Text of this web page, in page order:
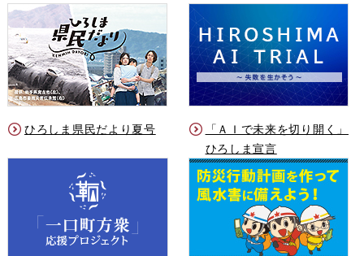
ひろしま県民だより夏号
「ＡＩで未来を切り開く」
ひろしま宣言